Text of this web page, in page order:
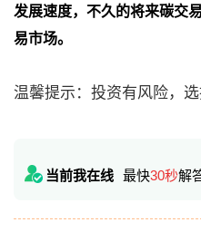
发展速度，不久的将来碳交
易市场。
温馨提示：投资有风险，选
当前我在线 最快30秒解